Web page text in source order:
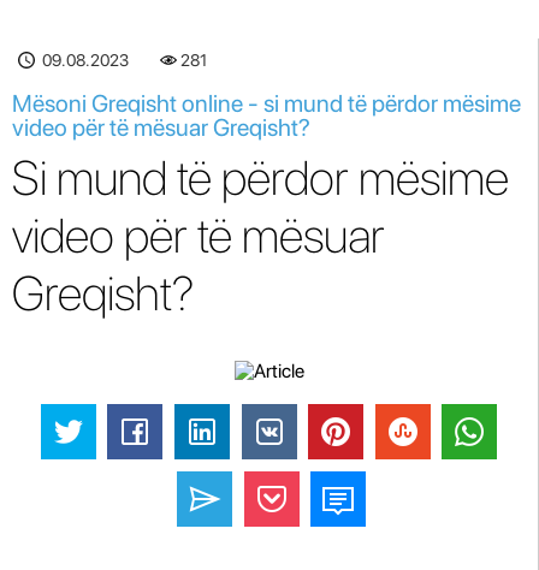
09.08.2023 281
Mësoni Greqisht online - si mund të përdor mësime
video për të mësuar Greqisht?
Si mund të përdor mësime
video për të mësuar
Greqisht?